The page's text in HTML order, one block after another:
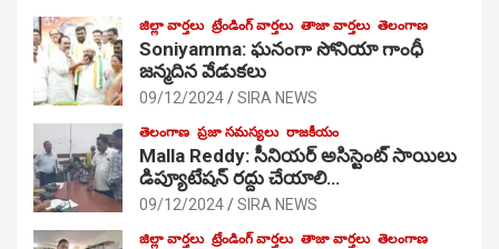
జిల్లా వార్తలు ట్రేండింగ్ వార్తలు తాజా వార్తలు తెలంగాణ
Soniyamma: ఘ‌నంగా సోనియా గాంధీ
జ‌న్మ‌దిన వేడుక‌లు
09/12/2024 SIRA NEWS
తెలంగాణ ప్రజా సమస్యలు రాజకీయం
Malla Reddy: సీనియర్ అసిస్టెంట్ సాయిలు
డిప్యూటేషన్ రద్దు చేయాలి…
09/12/2024 SIRA NEWS
జిల్లా వార్తలు ట్రేండింగ్ వార్తలు తాజా వార్తలు తెలంగాణ